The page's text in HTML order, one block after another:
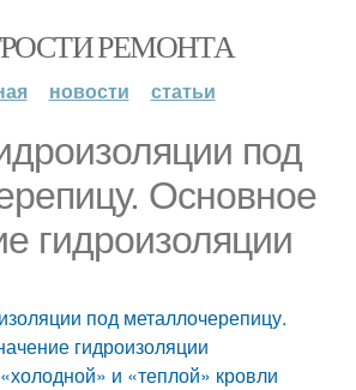
РЕМОНТА
новости статьи
под
Основное
гидроизоляции
под металлочерепицу.
гидроизоляции
и «теплой» кровли